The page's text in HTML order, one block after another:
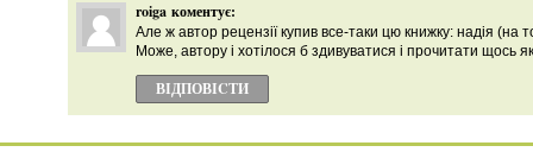
roiga коментує:
Але ж автор рецензії купив все-таки цю книжку: надія
Може, автору і хотілося б здивуватися і прочитати щось
ВІДПОВІCТИ